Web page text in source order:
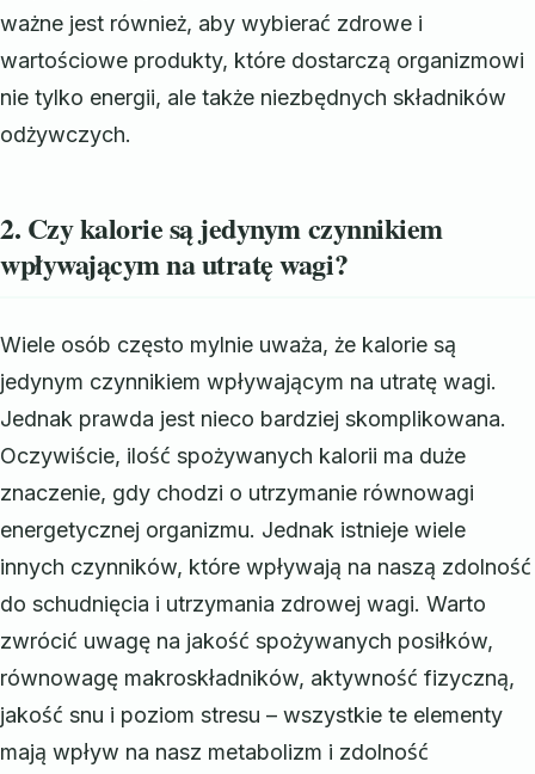
ważne jest również, aby wybierać zdrowe i
wartościowe produkty, które dostarczą organizmowi
nie tylko energii, ale także niezbędnych składników
odżywczych.
2. Czy kalorie są jedynym czynnikiem
wpływającym na utratę wagi?
Wiele osób często mylnie uważa, że kalorie są
jedynym czynnikiem wpływającym na utratę wagi.
Jednak prawda jest nieco bardziej skomplikowana.
Oczywiście, ilość spożywanych kalorii ma duże
znaczenie, gdy chodzi o utrzymanie równowagi
energetycznej organizmu. Jednak istnieje wiele
innych czynników, które wpływają na naszą zdolność
do schudnięcia i utrzymania zdrowej wagi. Warto
zwrócić uwagę na jakość spożywanych posiłków,
równowagę makroskładników, aktywność fizyczną,
jakość snu i poziom stresu – wszystkie te elementy
mają wpływ na nasz metabolizm i zdolność